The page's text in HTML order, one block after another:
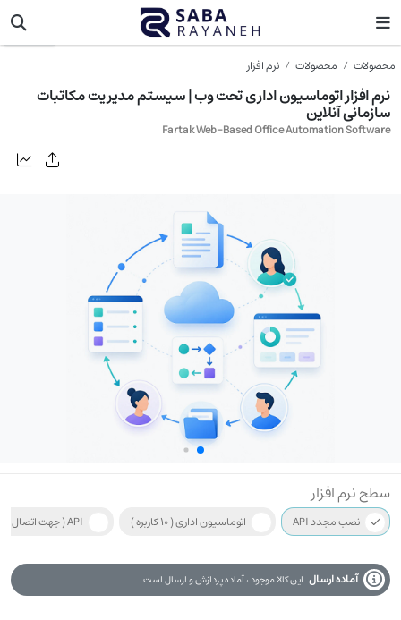
محصولات محصولات نرم افزار
نرم افزار اتوماسیون اداری تحت وب | سیستم مدیریت مکاتبات
سازمانی آنلاین
Fartak Web-Based Office Automation Software
سطح نرم افزار
نصب مجدد API اتوماسیون اداری ( 10 کاربره ) API ( جهت اتصال سایت به برنامه حسابداری )
آماده ارسال این کالا موجود ، آماده پردازش و ارسال است